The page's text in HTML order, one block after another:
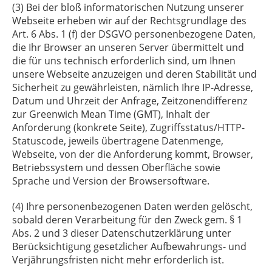
(3) Bei der bloß informatorischen Nutzung unserer
Webseite erheben wir auf der Rechtsgrundlage des
Art. 6 Abs. 1 (f) der DSGVO personenbezogene Daten,
die Ihr Browser an unseren Server übermittelt und
die für uns technisch erforderlich sind, um Ihnen
unsere Webseite anzuzeigen und deren Stabilität und
Sicherheit zu gewährleisten, nämlich Ihre IP-Adresse,
Datum und Uhrzeit der Anfrage, Zeitzonendifferenz
zur Greenwich Mean Time (GMT), Inhalt der
Anforderung (konkrete Seite), Zugriffsstatus/HTTP-
Statuscode, jeweils übertragene Datenmenge,
Webseite, von der die Anforderung kommt, Browser,
Betriebssystem und dessen Oberfläche sowie
Sprache und Version der Browsersoftware.
(4) Ihre personenbezogenen Daten werden gelöscht,
sobald deren Verarbeitung für den Zweck gem. § 1
Abs. 2 und 3 dieser Datenschutzerklärung unter
Berücksichtigung gesetzlicher Aufbewahrungs- und
Verjährungsfristen nicht mehr erforderlich ist.